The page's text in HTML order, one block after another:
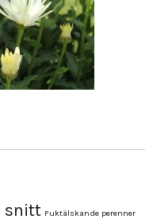
snitt Fuktälskande perenner